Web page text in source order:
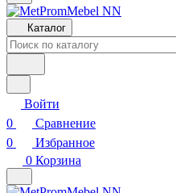
Каталог
Войти
0
Сравнение
0
Избранное
0 Корзина